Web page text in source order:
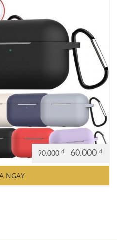
90.000₫
Original
was:
60.000 ₫
Current
is:
NGAY